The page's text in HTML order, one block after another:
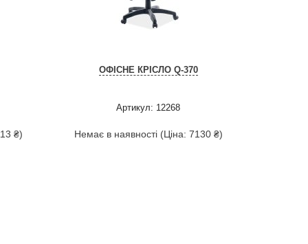
₴)
ОФІСНЕ КРІСЛО Q-370
Артикул: 12268
Немає в наявності (Ціна: 7130 ₴)